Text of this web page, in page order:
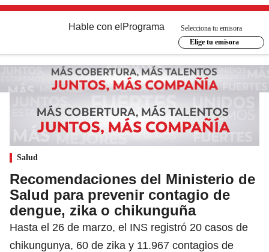
Hable con el Programa
Selecciona tu emisora
Elige tu emisora
Salud
Recomendaciones del Ministerio de
Salud para prevenir contagio de
dengue, zika o chikunguña
Hasta el 26 de marzo, el INS registró 20 casos de
chikungunya, 60 de zika y 11.967 contagios de